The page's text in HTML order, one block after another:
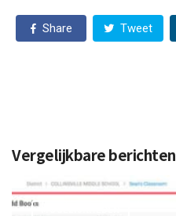
Share Tweet
Vergelijkbare berichten